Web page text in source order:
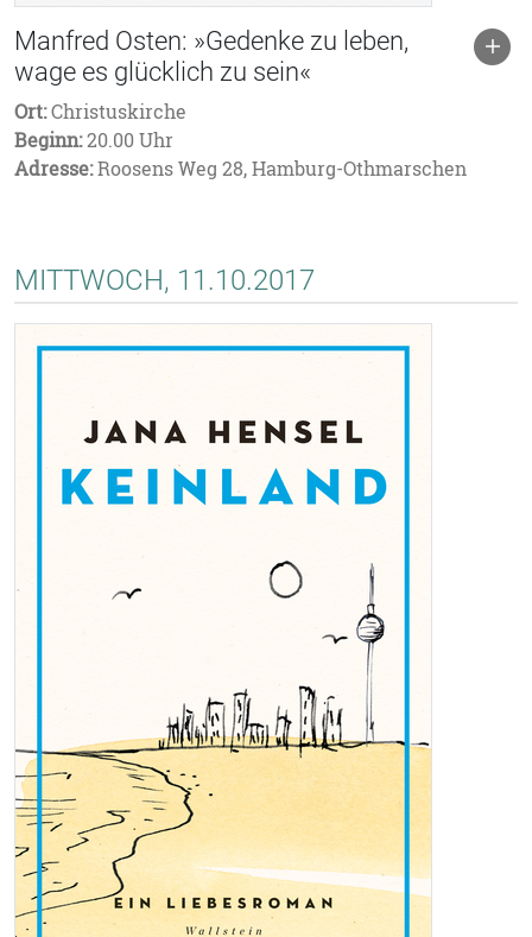
Manfred Osten: »Gedenke zu leben,
wage es glücklich zu sein«
Ort:Christuskirche
Beginn:20.00 Uhr
Adresse:Roosens Weg 28, Hamburg-Othmarschen
MITTWOCH, 11.10.2017